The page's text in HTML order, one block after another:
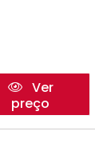
Ver
preço